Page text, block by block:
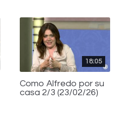
18:05
Como Alfredo por su
casa 2/3 (23/02/26)